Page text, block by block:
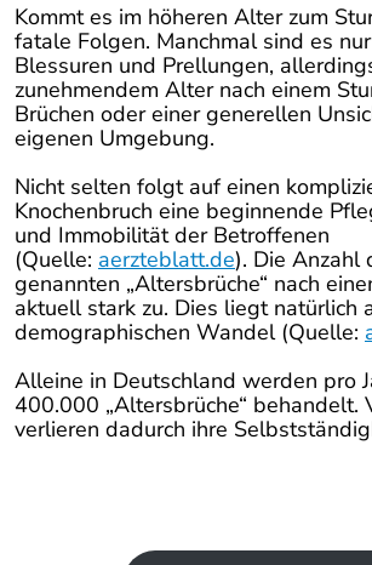
Kommt es im höheren Alter zum
fatale Folgen. Manchmal sind es
Blessuren und Prellungen,
zunehmendem Alter nach einem
Brüchen oder einer generellen
eigenen Umgebung.
Nicht selten folgt auf einen
Knochenbruch eine beginnende
und Immobilität der Betroffenen
(Quelle: aerzteblatt.de). Die Anzahl
genannten „Altersbrüche“ nach
aktuell stark zu. Dies liegt natürlich
demographischen Wandel (Quelle:
Alleine in Deutschland werden pro
400.000 „Altersbrüche“ behandelt.
verlieren dadurch ihre